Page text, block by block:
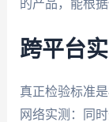
的产品，能根
跨平台
真正检验标准
网络实测：同